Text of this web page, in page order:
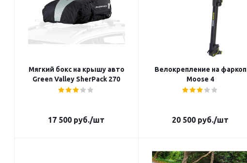
Мягкий бокс на крышу авто
Green Valley SherPack 270
17 500 руб./шт
Велокрепление на фаркоп
Moose 4
20 500 руб./шт